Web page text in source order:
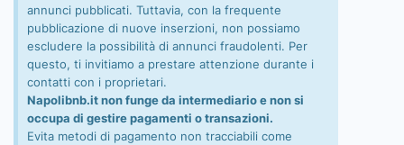
annunci pubblicati. Tuttavia, con la frequente
pubblicazione di nuove inserzioni, non possiamo
escludere la possibilità di annunci fraudolenti. Per
questo, ti invitiamo a prestare attenzione durante i
contatti con i proprietari.
Napolibnb.it non funge da intermediario e non si
occupa di gestire pagamenti o transazioni.
Evita metodi di pagamento non tracciabili come